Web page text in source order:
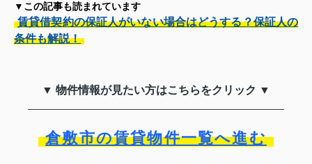
▼この記事も読まれています
賃貸借契約の保証人がいない場合はどうする？保証人の
条件も解説！
▼ 物件情報が見たい方はこちらをクリック ▼
倉敷市の賃貸物件一覧へ進む